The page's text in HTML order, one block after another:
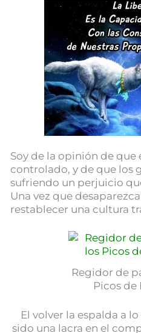
Soy de la opinión de que
controlado, y de que los
sufriendo un perjuicio
Una vez que
restablecer una cultura
Regidor de
Picos de
El volver la espalda a
sido una lacra en el